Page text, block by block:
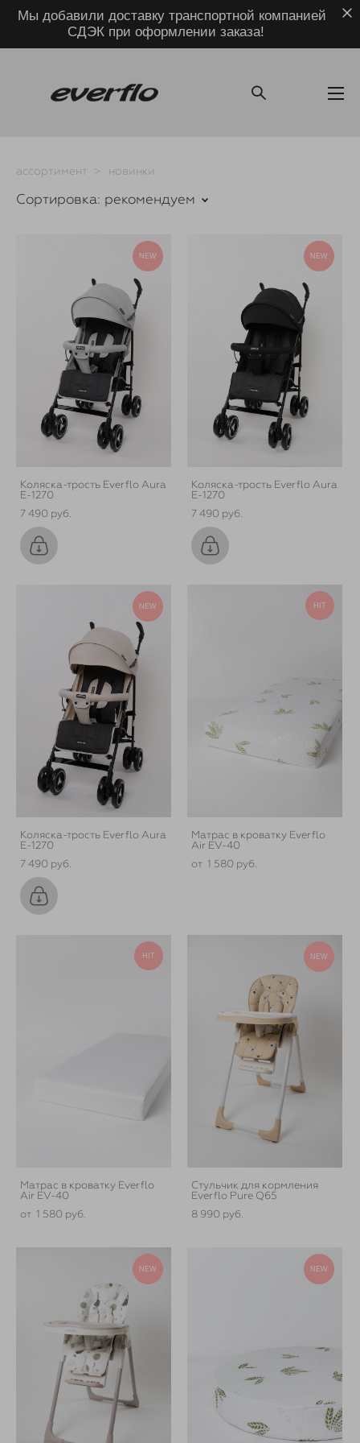
Мы добавили доставку транспортной компанией
СДЭК при оформлении заказа!
ассортимент > новинки
Сортировка: рекомендуем
NEW
Коляска-трость Everflo Aura
E-1270
7 490 pуб.
NEW
Коляска-трость Everflo Aura
E-1270
7 490 pуб.
NEW
Коляска-трость Everflo Aura
E-1270
7 490 pуб.
HIT
Матрас в кроватку Everflo
Air EV-40
от 1 580 pуб.
HIT
Матрас в кроватку Everflo
Air EV-40
от 1 580 pуб.
NEW
Стульчик для кормления
Everflo Pure Q65
8 990 pуб.
NEW NEW